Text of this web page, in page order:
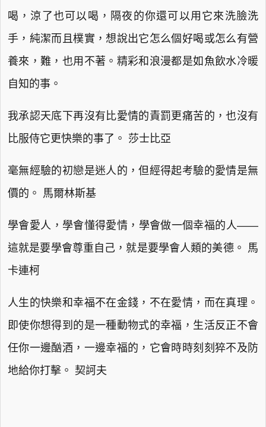
喝，涼了也可以喝，隔夜的你還可以用它來洗臉洗
手，純潔而且樸實，想說出它怎么個好喝或怎么有營
養來，難，也用不著。精彩和浪漫都是如魚飲水冷暖
自知的事。
我承認天底下再沒有比愛情的責罰更痛苦的，也沒有
比服侍它更快樂的事了。 莎士比亞
毫無經驗的初戀是迷人的，但經得起考驗的愛情是無
價的。 馬爾林斯基
學會愛人，學會懂得愛情，學會做一個幸福的人——
這就是要學會尊重自己，就是要學會人類的美德。 馬
卡連柯
人生的快樂和幸福不在金錢，不在愛情，而在真理。
即使你想得到的是一種動物式的幸福，生活反正不會
任你一邊酗酒，一邊幸福的，它會時時刻刻猝不及防
地給你打擊。 契訶夫